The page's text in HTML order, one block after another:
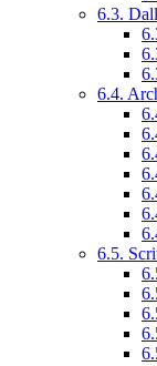
6.3.
6.4.
6.5.